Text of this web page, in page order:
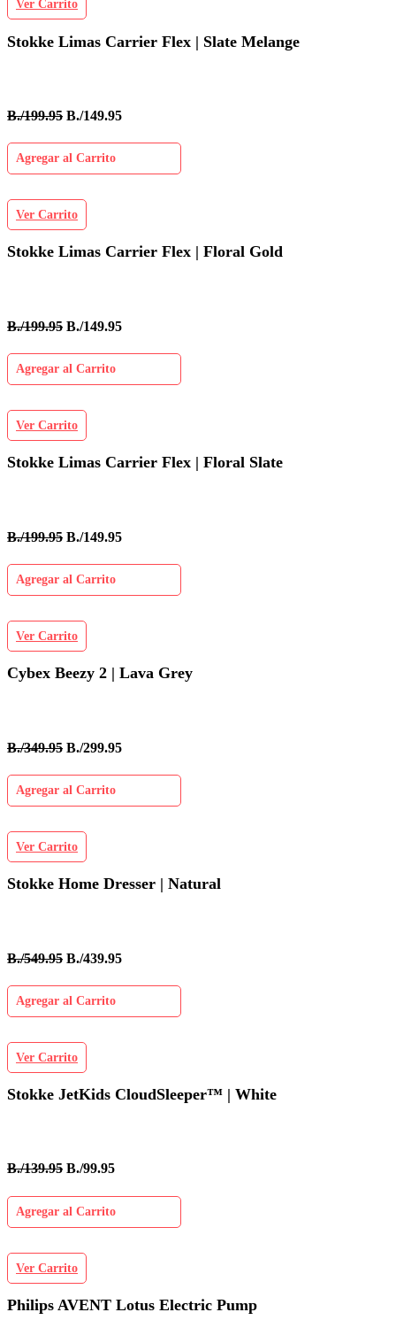
Ver Carrito
Stokke Limas Carrier Flex | Slate Melange
B./199.95 B./149.95
Agregar al Carrito
Ver Carrito
Stokke Limas Carrier Flex | Floral Gold
B./199.95 B./149.95
Agregar al Carrito
Ver Carrito
Stokke Limas Carrier Flex | Floral Slate
B./199.95 B./149.95
Agregar al Carrito
Ver Carrito
Cybex Beezy 2 | Lava Grey
B./349.95 B./299.95
Agregar al Carrito
Ver Carrito
Stokke Home Dresser | Natural
B./549.95 B./439.95
Agregar al Carrito
Ver Carrito
Stokke JetKids CloudSleeper™ | White
B./139.95 B./99.95
Agregar al Carrito
Ver Carrito
Philips AVENT Lotus Electric Pump